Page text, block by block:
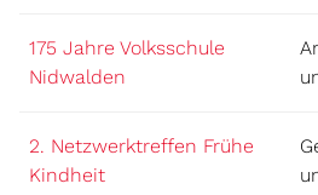
175 Jahre Volksschule
Nidwalden
2. Netzwerktreffen Frühe
Kindheit